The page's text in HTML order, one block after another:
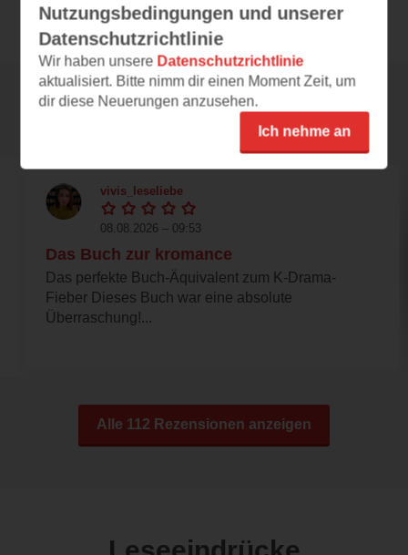
Rezensionen
vivis_leseliebe
08.08.2026 – 09:53
Das Buch zur kromance
Das perfekte Buch-Äquivalent zum K-Drama-
Fieber Dieses Buch war eine absolute
Überraschung!...
Alle 112 Rezensionen anzeigen
Nutzungsbedingungen und unserer
Datenschutzrichtlinie
Wir haben unsere Datenschutzrichtlinie
aktualisiert. Bitte nimm dir einen Moment Zeit, um
dir diese Neuerungen anzusehen.
Ich nehme an